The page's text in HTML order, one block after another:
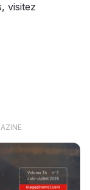
visitez